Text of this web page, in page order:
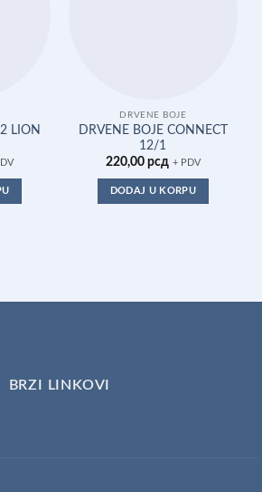
LION
DRVENE BOJE
DRVENE BOJE CONNECT
12/1
220,00 рсд + PDV
DODAJ U KORPU
BRZI LINKOVI